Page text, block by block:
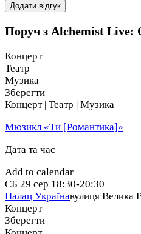
Додати відгук
Поруч з Alchemist Live:
Концерт
Театр
Музика
Зберегти
Концерт | Театр | Музика
Мюзикл «Ти [Романтика]»
Дата та час
Add to calendar
СБ 29 сер 18:30-20:30
Палац Українавулиця Велика
Концерт
Зберегти